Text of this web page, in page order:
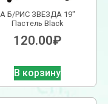
А Б/РИС ЗВЕЗДА 19″
Пастель Black
120.00₽
В корзину